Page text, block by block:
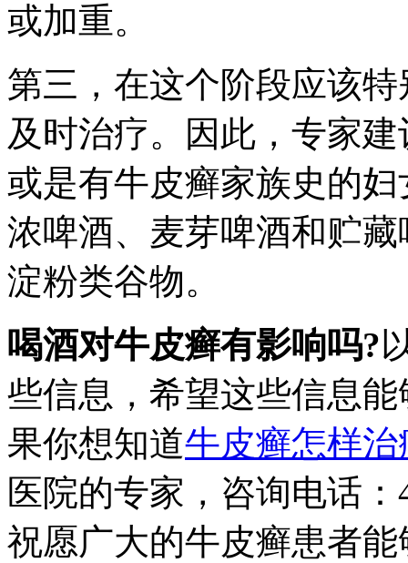
或加重。
第三，在这个阶段应该
及时治疗。因此，专家
或是有牛皮癣家族史的
浓啤酒、麦芽啤酒和贮
淀粉类谷物。
喝酒对牛皮癣有影响吗?
些信息，希望这些信息
果你想知道牛皮癣怎样
医院的专家，咨询电话
祝愿广大的牛皮癣患者